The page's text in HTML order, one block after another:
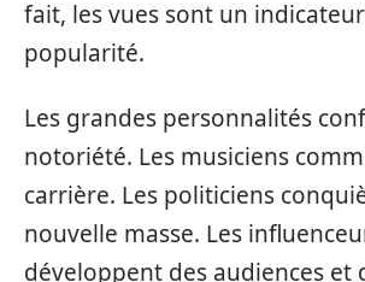
fait, les vues sont un
popularité.
Les grandes personnalités
notoriété. Les musiciens
carrière. Les politiciens
nouvelle masse. Les
développent des audiences et